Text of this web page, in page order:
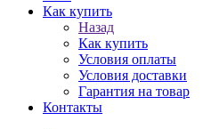
Как купить
Назад
Как купить
Условия оплаты
Условия доставки
Гарантия на товар
Контакты